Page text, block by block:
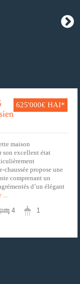
625'000€ HAI*
maison
son excellent état
chaussée propose une
comprenant un
d’un élégant
...
4
1